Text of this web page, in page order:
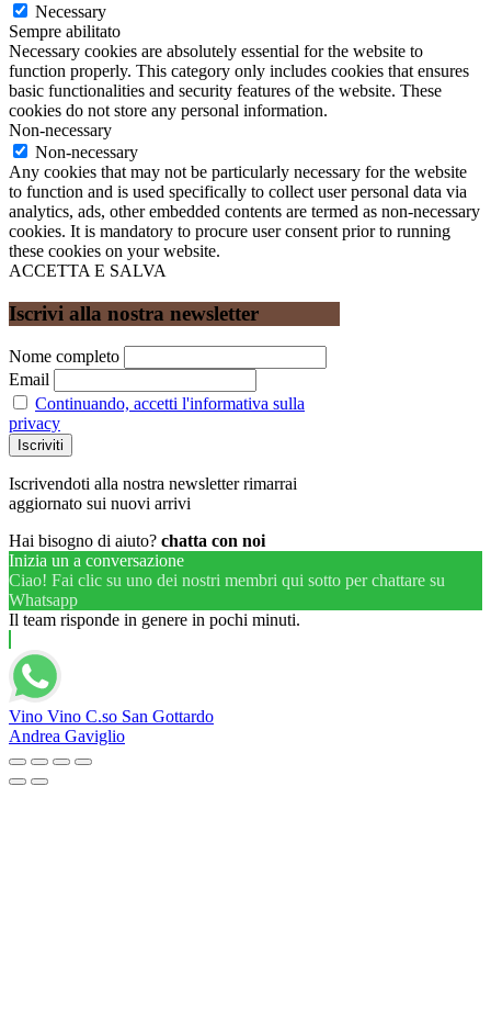
Necessary
Sempre abilitato
Necessary cookies are absolutely essential for the website to
function properly. This category only includes cookies that ensures
basic functionalities and security features of the website. These
cookies do not store any personal information.
Non-necessary
Non-necessary
Any cookies that may not be particularly necessary for the website
to function and is used specifically to collect user personal data via
analytics, ads, other embedded contents are termed as non-necessary
cookies. It is mandatory to procure user consent prior to running
these cookies on your website.
ACCETTA E SALVA
Iscrivi alla nostra newsletter
Nome completo
Email
Continuando, accetti l'informativa sulla
privacy
Iscrivendoti alla nostra newsletter rimarrai
aggiornato sui nuovi arrivi
Hai bisogno di aiuto? chatta con noi
Inizia un a conversazione
Ciao! Fai clic su uno dei nostri membri qui sotto per chattare su
Whatsapp
Il team risponde in genere in pochi minuti.
Vino Vino C.so San Gottardo
Andrea Gaviglio